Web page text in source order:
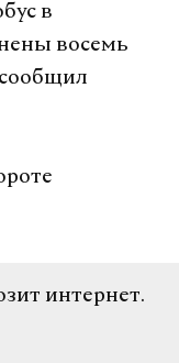
в
восемь
интернет.